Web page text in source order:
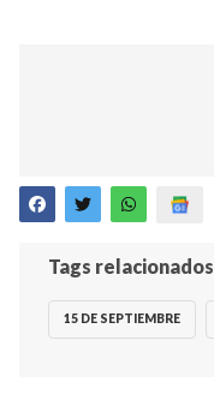
Tags relacionados
15 DE SEPTIEMBRE